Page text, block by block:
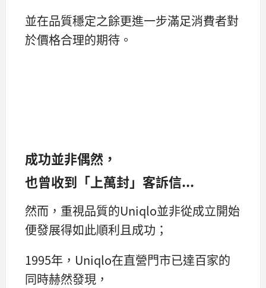
並在品質穩定之餘更進一步滿足消費者對
於價格合理的期待。
成功並非偶然，
也曾收到「上萬封」客訴信...
然而，重視品質的Uniqlo並非從成立開始
便發展得如此順利且成功；
1995年，Uniqlo在直營門市已達百家的
同時赫然發現，